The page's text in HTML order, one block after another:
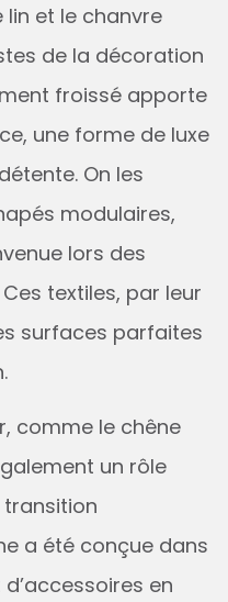
lin et le chanvre
de la décoration
froissé apporte
une forme de luxe
On les
modulaires,
lors des
textiles, par leur
surfaces parfaites
comme le chêne
un rôle
a été conçue dans
en